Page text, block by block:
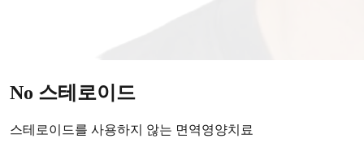
변화 , 모리의원에서 시작하세요.